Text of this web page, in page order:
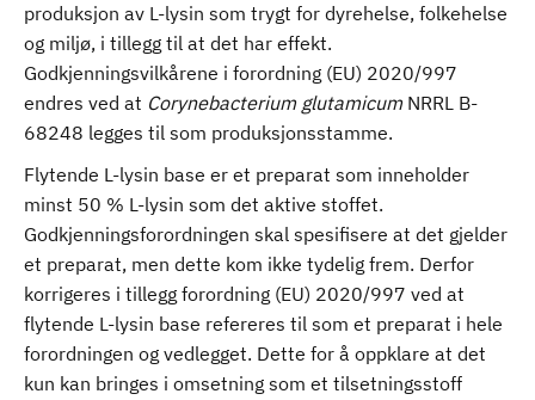
produksjon av L-lysin som trygt for dyrehelse, folkehelse
og miljø, i tillegg til at det har effekt.
Godkjenningsvilkårene i forordning (EU) 2020/997
endres ved at Corynebacterium glutamicumNRRL B-
68248 legges til som produksjonsstamme.
Flytende L-lysin base er et preparat som inneholder
minst 50 % L-lysin som det aktive stoffet.
Godkjenningsforordningen skal spesifisere at det gjelder
et preparat, men dette kom ikke tydelig frem. Derfor
korrigeres i tillegg forordning (EU) 2020/997 ved at
flytende L-lysin base refereres til som et preparat i hele
forordningen og vedlegget. Dette for å oppklare at det
kun kan bringes i omsetning som et tilsetningsstoff